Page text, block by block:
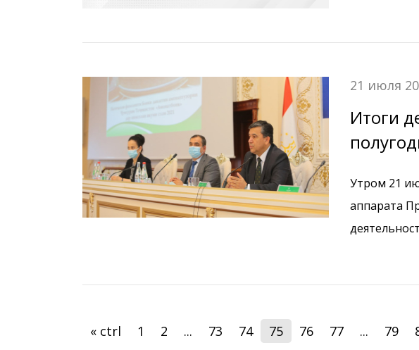
21 июля
Итоги
Утром 21 июля
аппарата
« ctrl 1 2 ... 73 74 75 76 77 ... 79